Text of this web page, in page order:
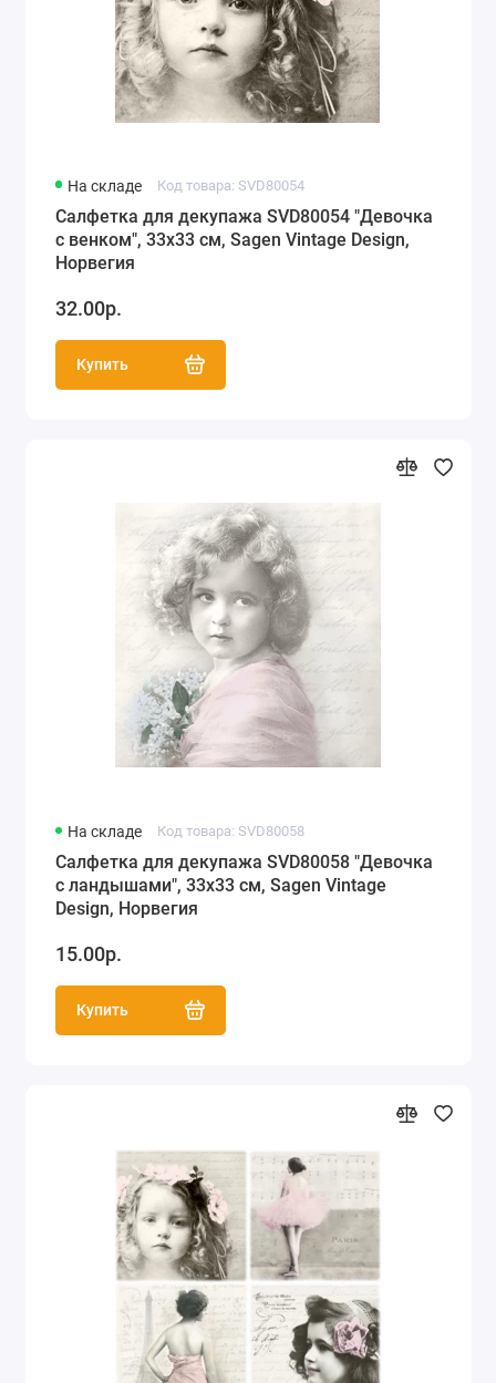
На складе Код товара: SVD80054
Салфетка для декупажа SVD80054 "Девочка
с венком", 33х33 см, Sagen Vintage Design,
Норвегия
32.00р.
Купить
На складе Код товара: SVD80058
Салфетка для декупажа SVD80058 "Девочка
с ландышами", 33х33 см, Sagen Vintage
Design, Норвегия
15.00р.
Купить